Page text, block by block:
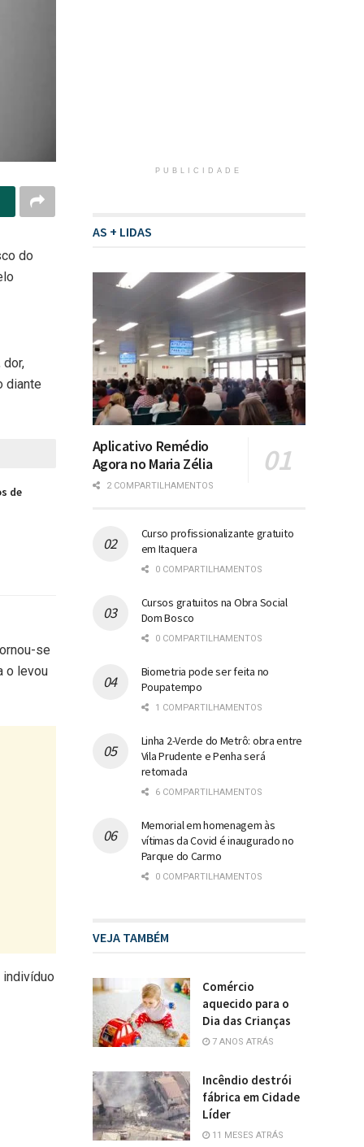
do
dor,
diante
de
se
o levou
indivíduo
PUBLICIDADE
AS + LIDAS
Aplicativo Remédio
Agora no Maria Zélia
2 COMPARTILHAMENTOS
Curso profissionalizante gratuito
em Itaquera
0 COMPARTILHAMENTOS
Cursos gratuitos na Obra Social
Dom Bosco
0 COMPARTILHAMENTOS
Biometria pode ser feita no
Poupatempo
1 COMPARTILHAMENTOS
Linha 2-Verde do Metrô: obra entre
Vila Prudente e Penha será
retomada
6 COMPARTILHAMENTOS
Memorial em homenagem às
vítimas da Covid é inaugurado no
Parque do Carmo
0 COMPARTILHAMENTOS
VEJA TAMBÉM
Comércio
aquecido para o
Dia das Crianças
7 ANOS ATRÁS
Incêndio destrói
fábrica em Cidade
Líder
11 MESES ATRÁS